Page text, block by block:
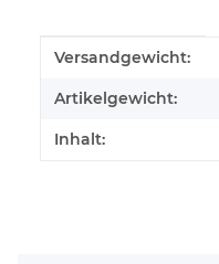
Produkteigenschaft
Wert
Versandgewicht:
Artikelgewicht:
Inhalt: